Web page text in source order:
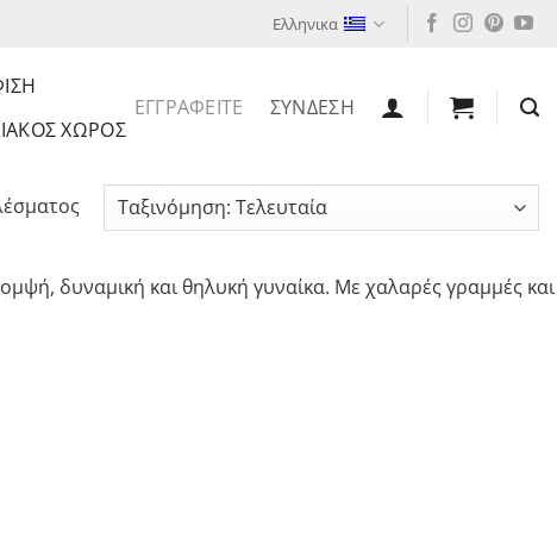
Ελληνικα
ΧΏΡΟΣ
ΕΓΓΡΑΦΕΙΤΕ ΣΥΝΔΕΣΗ
δυναμική και θηλυκή γυναίκα. Με χαλαρές γραμμές και